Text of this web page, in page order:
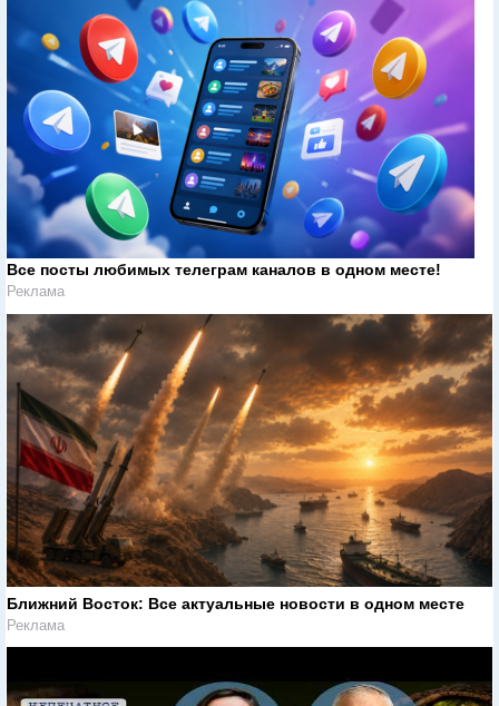
Все посты любимых телеграм каналов в одном месте!
Реклама
Ближний Восток: Все актуальные новости в одном месте
Реклама